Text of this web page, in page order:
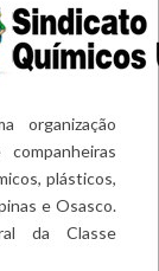
organização
plásticos,
e Osasco.
da Classe